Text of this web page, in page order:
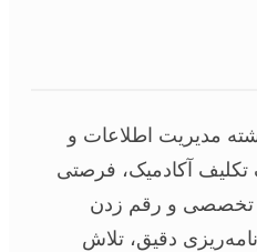
مدیریت اطلاعات و
آکادمیک، فرصتی
تخصصی و رقم زدن
دقیق، تلاش